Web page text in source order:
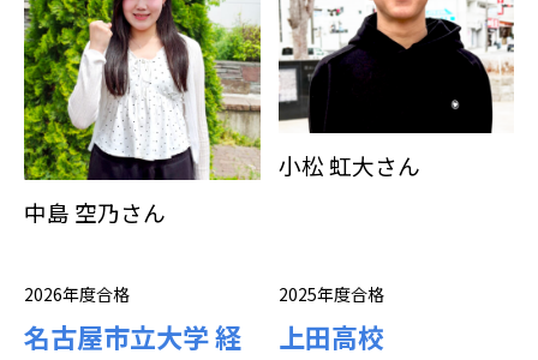
中島 空乃さん
小松 虹大さん
2026年度合格
名古屋市立大学 経
2025年度合格
上田高校